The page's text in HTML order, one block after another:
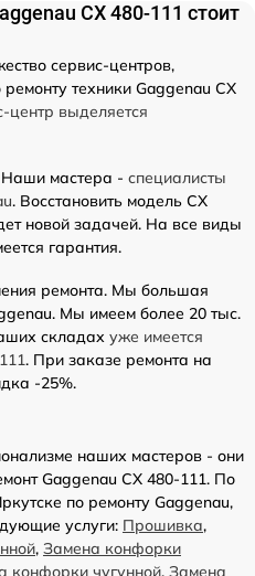
CX 480-111 стоит
сервис-центров,
техники Gaggenau CX
центр выделяется
мастера - специалисты
. Восстановить модель CX
новой задачей. На все виды
гарантия.
ремонта. Мы большая
Мы имеем более 20 тыс.
складах уже имеется
. При заказе ремонта на
-25%.
наших мастеров - они
Gaggenau CX 480-111. По
по ремонту Gaggenau,
услуги: Прошивка,
, Замена конфорки
конфорки чугунной, Замена